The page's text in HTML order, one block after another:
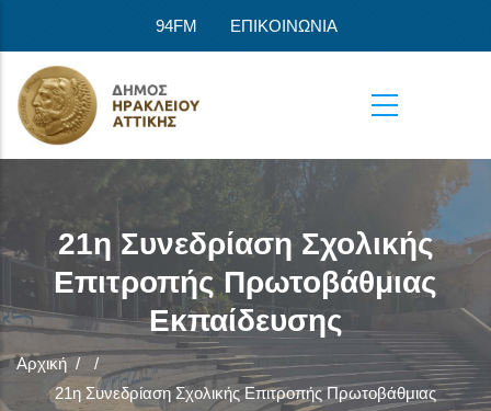
94FM ΕΠΙΚΟΙΝΩΝΙΑ
21η Συνεδρίαση Σχολικής
Επιτροπής Πρωτοβάθμιας
Εκπαίδευσης
Αρχική /
/
21η Συνεδρίαση Σχολικής Επιτροπής Πρωτοβάθμιας